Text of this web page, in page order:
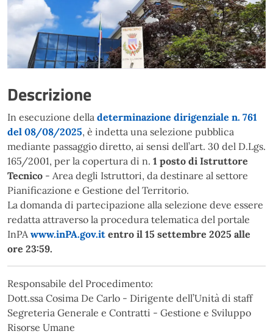
Descrizione
In esecuzione della determinazione dirigenziale n. 761
del 08/08/2025, è indetta una selezione pubblica
mediante passaggio diretto, ai sensi dell’art. 30 del D.Lgs.
165/2001, per la copertura di n. 1 posto di Istruttore
Tecnico - Area degli Istruttori, da destinare al settore
Pianificazione e Gestione del Territorio.
La domanda di partecipazione alla selezione deve essere
redatta attraverso la procedura telematica del portale
InPA www.inPA.gov.it entro il 15 settembre 2025 alle
ore 23:59.
Responsabile del Procedimento:
Dott.ssa Cosima De Carlo - Dirigente dell’Unità di staff
Segreteria Generale e Contratti - Gestione e Sviluppo
Risorse Umane